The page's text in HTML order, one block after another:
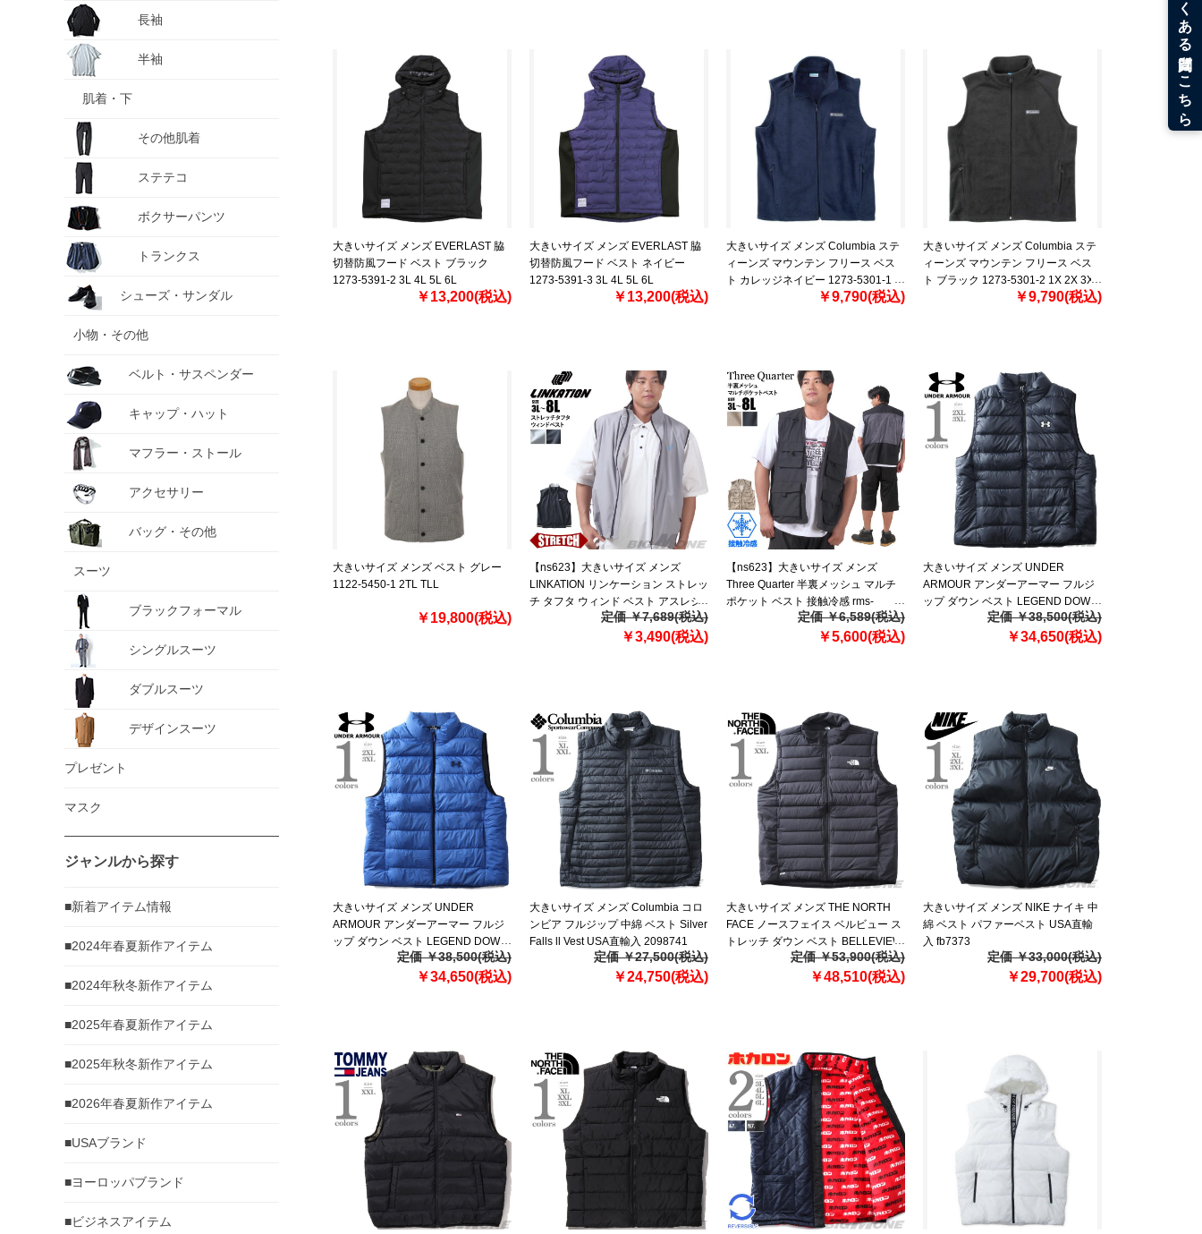
長袖
半袖
肌着・下
その他肌着
ステテコ
ボクサーパンツ
トランクス
シューズ・サンダル
小物・その他
ベルト・サスペンダー
キャップ・ハット
マフラー・ストール
アクセサリー
バッグ・その他
スーツ
ブラックフォーマル
シングルスーツ
ダブルスーツ
デザインスーツ
プレゼント
マスク
ジャンルから探す
■新着アイテム情報
■2024年春夏新作アイテム
■2024年秋冬新作アイテム
■2025年春夏新作アイテム
■2025年秋冬新作アイテム
■2026年春夏新作アイテム
■USAブランド
■ヨーロッパブランド
■ビジネスアイテム
大きいサイズ メンズ EVERLAST 脇
切替防風フード ベスト ブラック
1273-5391-2 3L 4L 5L 6L
￥13,200(税込)
大きいサイズ メンズ EVERLAST 脇
切替防風フード ベスト ネイビー
1273-5391-3 3L 4L 5L 6L
￥13,200(税込)
大きいサイズ メンズ Columbia ステ
ィーンズ マウンテン フリース ベス
ト カレッジネイビー 1273-5301-1
￥9,790(税込)
大きいサイズ メンズ Columbia ステ
ィーンズ マウンテン フリース ベス
ト ブラック 1273-5301-2 1X 2X 3X
￥9,790(税込)
大きいサイズ メンズ ベスト グレー
1122-5450-1 2TL TLL
￥19,800(税込)
【ns623】大きいサイズ メンズ
LINKATION リンケーション ストレッ
チ タフタ ウィンド ベスト アスレジ
ャー スポーツウェア lk-cj250108
定価 ￥7,689(税込)
￥3,490(税込)
【ns623】大きいサイズ メンズ
Three Quarter 半裏メッシュ マルチ
ポケット ベスト 接触冷感 rms-
52301az 【t2501】定価 ￥6,589(税込)
￥5,600(税込)
大きいサイズ メンズ UNDER
ARMOUR アンダーアーマー フルジ
ップ ダウン ベスト LEGEND DOWN
VEST USA直輸入 1385838-001
定価 ￥38,500(税込)
￥34,650(税込)
大きいサイズ メンズ UNDER
ARMOUR アンダーアーマー フルジ
ップ ダウン ベスト LEGEND DOWN
VEST USA直輸入 1385838-432
定価 ￥38,500(税込)
￥34,650(税込)
大きいサイズ メンズ Columbia コロ
ンビア フルジップ 中綿 ベスト Silver
Falls ll Vest USA直輸入 2098741
定価 ￥27,500(税込)
￥24,750(税込)
大きいサイズ メンズ THE NORTH
FACE ノースフェイス ベルビュー ス
トレッチ ダウン ベスト BELLEVIEW
STRETCH DOWN VEST USA直輸入
定価 ￥53,900(税込)
￥48,510(税込)
大きいサイズ メンズ NIKE ナイキ 中
綿 ベスト パファーベスト USA直輸
入 fb7373
定価 ￥33,000(税込)
￥29,700(税込)